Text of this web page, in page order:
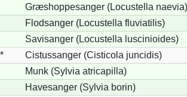
Græshoppesanger (Locustella naevia)
Flodsanger (Locustella fluviatilis)
Savisanger (Locustella luscinioides)
*
Cistussanger (Cisticola juncidis)
Munk (Sylvia atricapilla)
Havesanger (Sylvia borin)